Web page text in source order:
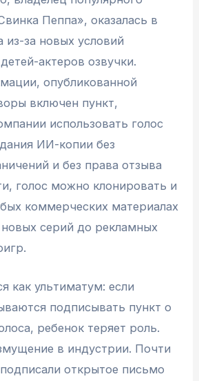
Пеппа», оказалась в
из-за новых условий
актеров озвучки.
опубликованной
включен пункт,
использовать голос
ИИ-копии без
и без права отзыва
голос можно клонировать и
коммерческих материалах
серий до рекламных
как ультиматум: если
подписывать пункт о
ребенок теряет роль.
в индустрии. Почти
открытое письмо